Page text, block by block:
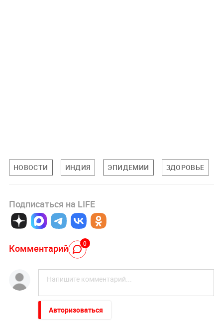
НОВОСТИ ИНДИЯ ЭПИДЕМИИ ЗДОРОВЬЕ
Подписаться на LIFE
Комментарий 0
Авторизоваться